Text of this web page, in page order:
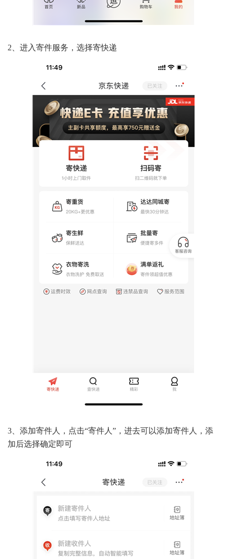
2、进入寄件服务，选择寄快递
3、添加寄件人，点击“寄件人”，进去可以添加寄件人，添
加后选择确定即可